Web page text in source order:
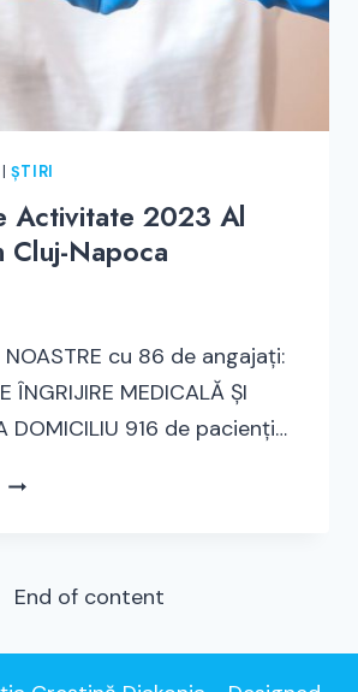
ȘTIRI
Activitate 2023 Al
Cluj-Napoca
NOASTRE cu 86 de angajați:
ÎNGRIJIRE MEDICALĂ ȘI
DOMICILIU 916 de pacienți…
AL
CLUJ-
End of content